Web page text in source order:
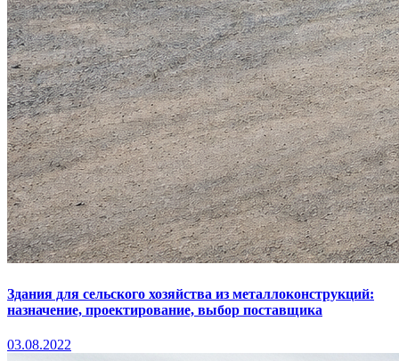
Здания для сельского хозяйства из металлоконструкций:
назначение, проектирование, выбор поставщика
03.08.2022